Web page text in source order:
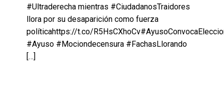
#Ultraderecha mientras #CiudadanosTraidores
llora por su desaparición como fuerza
políticahttps://t.co/
#Ayuso #Mociondecensura #FachasLlorando
[…]